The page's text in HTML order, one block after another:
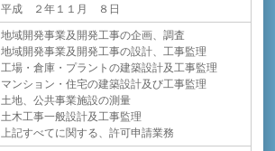
平成 ２年１１月 ８日
地域開発事業及開発工事の企画、調査
地域開発事業及開発工事の設計、工事監理
工場・倉庫・プラントの建築設計及工事監理
マンション・住宅の建築設計及び工事監理
土地、公共事業施設の測量
土木工事一般設計及工事監理
上記すべてに関する、許可申請業務